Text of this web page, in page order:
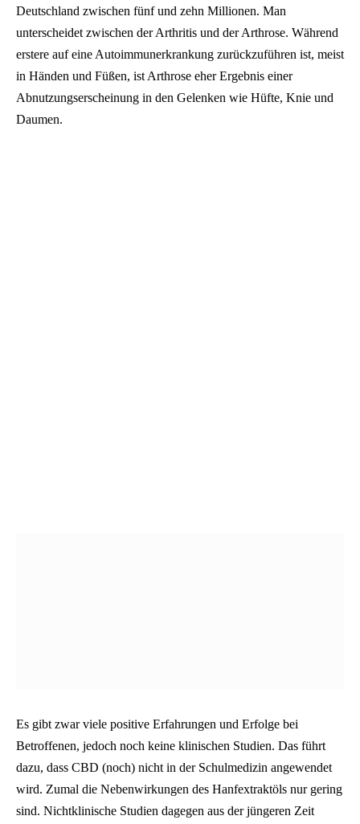
Deutschland zwischen fünf und zehn Millionen. Man
unterscheidet zwischen der Arthritis und der Arthrose. Während
erstere auf eine Autoimmunerkrankung zurückzuführen ist, meist
in Händen und Füßen, ist Arthrose eher Ergebnis einer
Abnutzungserscheinung in den Gelenken wie Hüfte, Knie und
Daumen.
Es gibt zwar viele positive Erfahrungen und Erfolge bei
Betroffenen, jedoch noch keine klinischen Studien. Das führt
dazu, dass CBD (noch) nicht in der Schulmedizin angewendet
wird. Zumal die Nebenwirkungen des Hanfextraktöls nur gering
sind. Nichtklinische Studien dagegen aus der jüngeren Zeit